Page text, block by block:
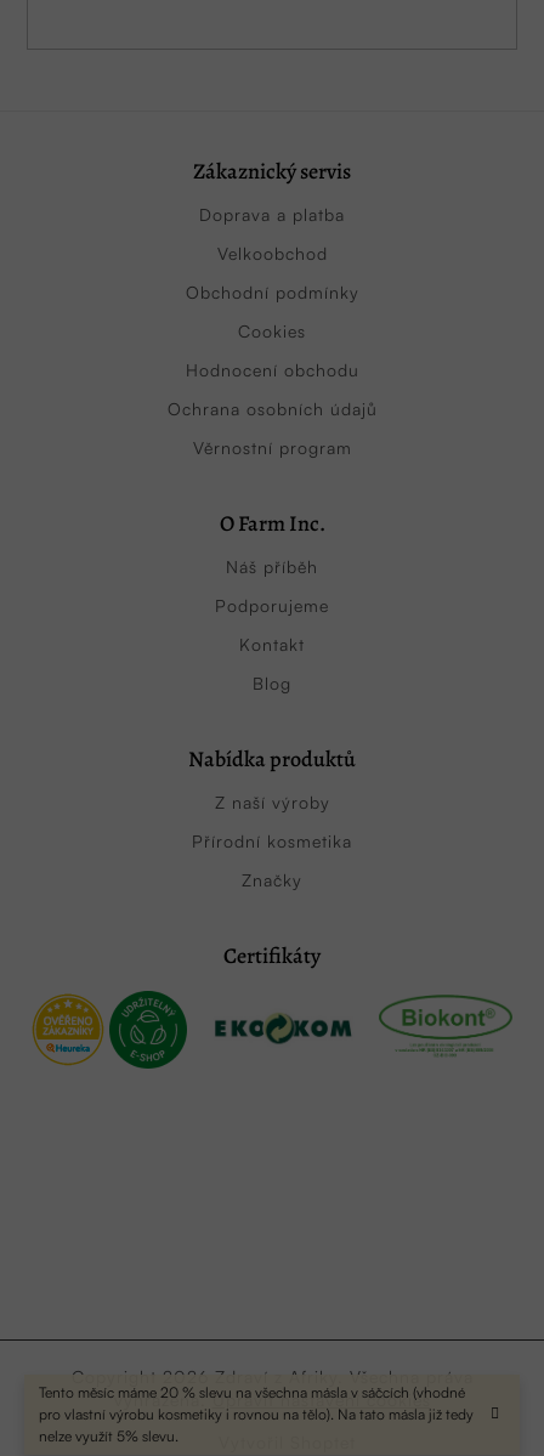
Tento měsíc máme 20 % slevu na všechna másla v sáčcích (vhodné
pro vlastní výrobu kosmetiky i rovnou na tělo). Na tato másla již tedy
nelze využít 5% slevu.
Zákaznický servis
Doprava a platba
Velkoobchod
Obchodní podmínky
Cookies
Hodnocení obchodu
Ochrana osobních údajů
Věrnostní program
O Farm Inc.
Náš příběh
Podporujeme
Kontakt
Blog
Nabídka produktů
Z naší výroby
Přírodní kosmetika
Značky
Certifikáty
Copyright 2026 Zdraví z Afriky
. Všechna práva
vyhrazena.Upravit nastavení cookies